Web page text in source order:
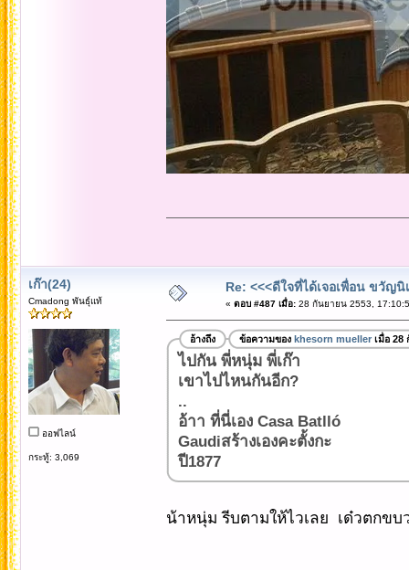
เก๊า(24)
Cmadong พันธุ์แท้
ออฟไลน์
กระทู้: 3,069
Re: <<<ดีใจที่ได้เจอเพื่อน ขวัญนิ
« ตอบ #487 เมื่อ:28 กันยายน 2553,
อ้างถึง ข้อความของ khesorn muellerเมื่อ 28
ไปกัน พี่หนุ่ม พี่เก๊า
เขาไปไหนกันอีก?
..
อ้าา ที่นี่เอง Casa Batlló
Gaudiสร้างเองคะตั้งกะ
ปี1877
น้าหนุ่ม รีบตามให้ไวเลย เด๋วตกขบ